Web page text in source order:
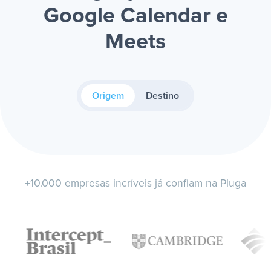
Google Calendar e
Meets
Origem Destino
+10.000 empresas incríveis já confiam na Pluga